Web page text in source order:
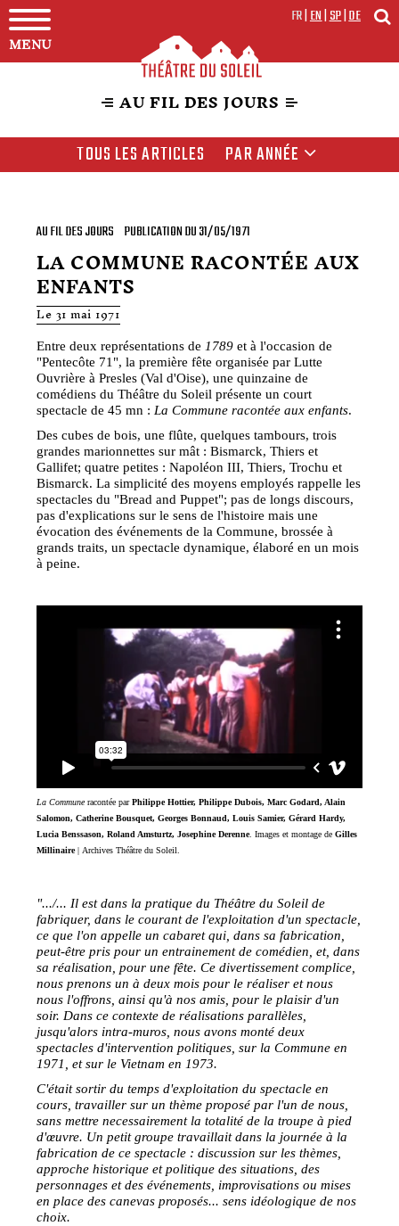
MENU
FR|EN|SP|DE
AU FIL DES JOURS
TOUS LES ARTICLES PAR ANNÉE
AU FIL DES JOURS PUBLICATION DU 31/05/1971
LA COMMUNE RACONTÉE AUX
ENFANTS
Le 31 mai 1971
Entre deux représentations de 1789 et à l'occasion de
"Pentecôte 71", la première fête organisée par Lutte
Ouvrière à Presles (Val d'Oise), une quinzaine de
comédiens du Théâtre du Soleil présente un court
spectacle de 45 mn : La Commune racontée aux enfants.
Des cubes de bois, une flûte, quelques tambours, trois
grandes marionnettes sur mât : Bismarck, Thiers et
Gallifet; quatre petites : Napoléon III, Thiers, Trochu et
Bismarck. La simplicité des moyens employés rappelle les
spectacles du "Bread and Puppet"; pas de longs discours,
pas d'explications sur le sens de l'histoire mais une
évocation des événements de la Commune, brossée à
grands traits, un spectacle dynamique, élaboré en un mois
à peine.
La Communeracontée parPhilippe Hottier, Philippe Dubois, Marc Godard, Alain
Salomon, Catherine Bousquet, Georges Bonnaud, Louis Samier, Gérard Hardy,
Lucia Benssason, Roland Amsturtz, Josephine Derenne.Images et montage deGilles
Millinaire|Archives Théâtre du Soleil.
".../... Il est dans la pratique du Théâtre du Soleil de
fabriquer, dans le courant de l'exploitation d'un spectacle,
ce que l'on appelle un cabaret qui, dans sa fabrication,
peut-être pris pour un entrainement de comédien, et, dans
sa réalisation, pour une fête. Ce divertissement complice,
nous prenons un à deux mois pour le réaliser et nous
nous l'offrons, ainsi qu'à nos amis, pour le plaisir d'un
soir. Dans ce contexte de réalisations parallèles,
jusqu'alors intra-muros, nous avons monté deux
spectacles d'intervention politiques, sur la Commune en
1971, et sur le Vietnam en 1973.
C'était sortir du temps d'exploitation du spectacle en
cours, travailler sur un thème proposé par l'un de nous,
sans mettre necessairement la totalité de la troupe à pied
d'œuvre. Un petit groupe travaillait dans la journée à la
fabrication de ce spectacle : discussion sur les thèmes,
approche historique et politique des situations, des
personnages et des événements, improvisations ou mises
en place des canevas proposés... sens idéologique de nos
choix.